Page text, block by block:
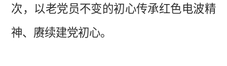
次，以老党员不变的初心传承红色电波精
神、赓续建党初心。